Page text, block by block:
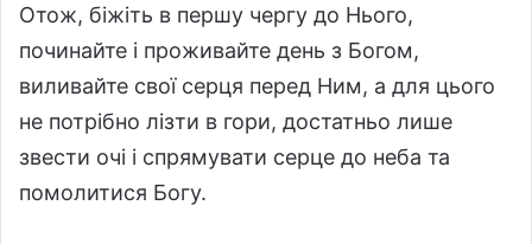
Отож, біжіть в першу чергу до Нього,
починайте і проживайте день з Богом,
виливайте свої серця перед Ним, а для цього
не потрібно лізти в гори, достатньо лише
звести очі і спрямувати серце до неба та
помолитися Богу.